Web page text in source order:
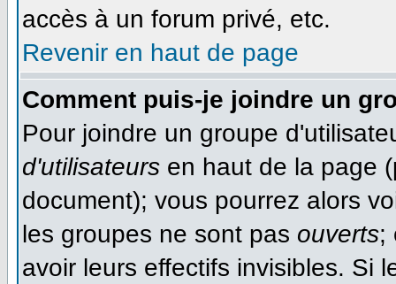
accès à un forum privé, etc.
Revenir en haut de page
Comment puis-je joindre un
Pour joindre un groupe
d'utilisateurs en haut de la page
document); vous pourrez alors
les groupes ne sont pas ouverts;
avoir leurs effectifs invisibles. Si